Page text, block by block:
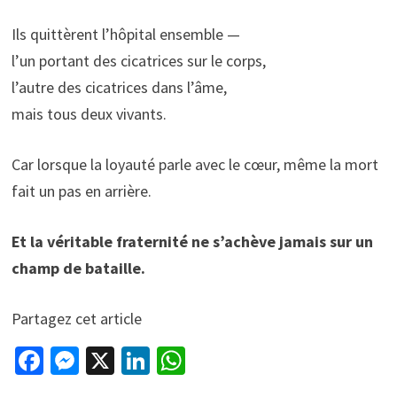
Ils quittèrent l’hôpital ensemble —
l’un portant des cicatrices sur le corps,
l’autre des cicatrices dans l’âme,
mais tous deux vivants.
Car lorsque la loyauté parle avec le cœur, même la mort
fait un pas en arrière.
Et la véritable fraternité ne s’achève jamais sur un
champ de bataille.
Partagez cet article
Fa M X Li W